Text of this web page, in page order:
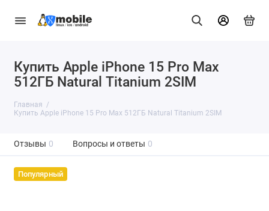
Купить Apple iPhone 15 Pro Max
512ГБ Natural Titanium 2SIM
Главная
Купить Apple iPhone 15 Pro Max 512ГБ Natural Titanium 2SIM
Отзывы 0 Вопросы и ответы 0
Популярный